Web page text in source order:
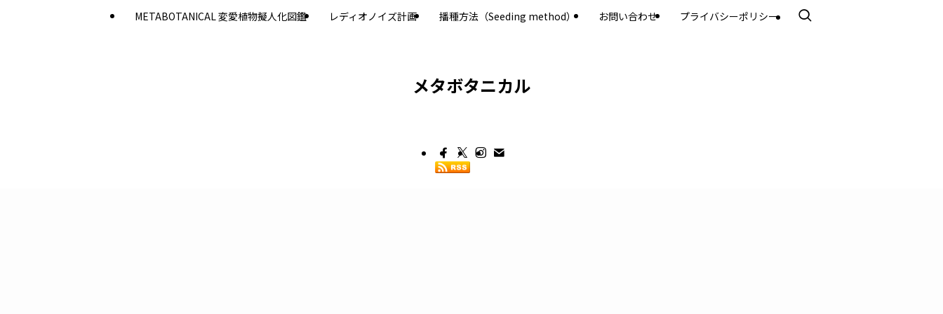
メタボタニカル
METABOTANICAL 変愛植物擬人化図鑑 レディオノイズ計画 播種方法（Seeding method） お問い合わせ プライバシーポリシー